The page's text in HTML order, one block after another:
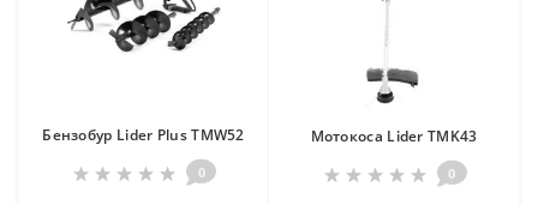
Бензобур Lider Plus TMW52
0
Мотокоса Lider TMK43
0